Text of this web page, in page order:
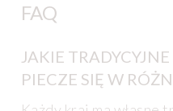
FAQ
JAKIE
PIECZE SIĘ W